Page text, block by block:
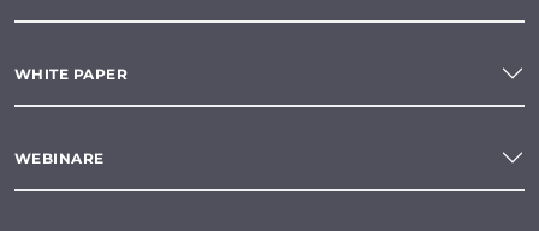
WHITE PAPER
WEBINARE